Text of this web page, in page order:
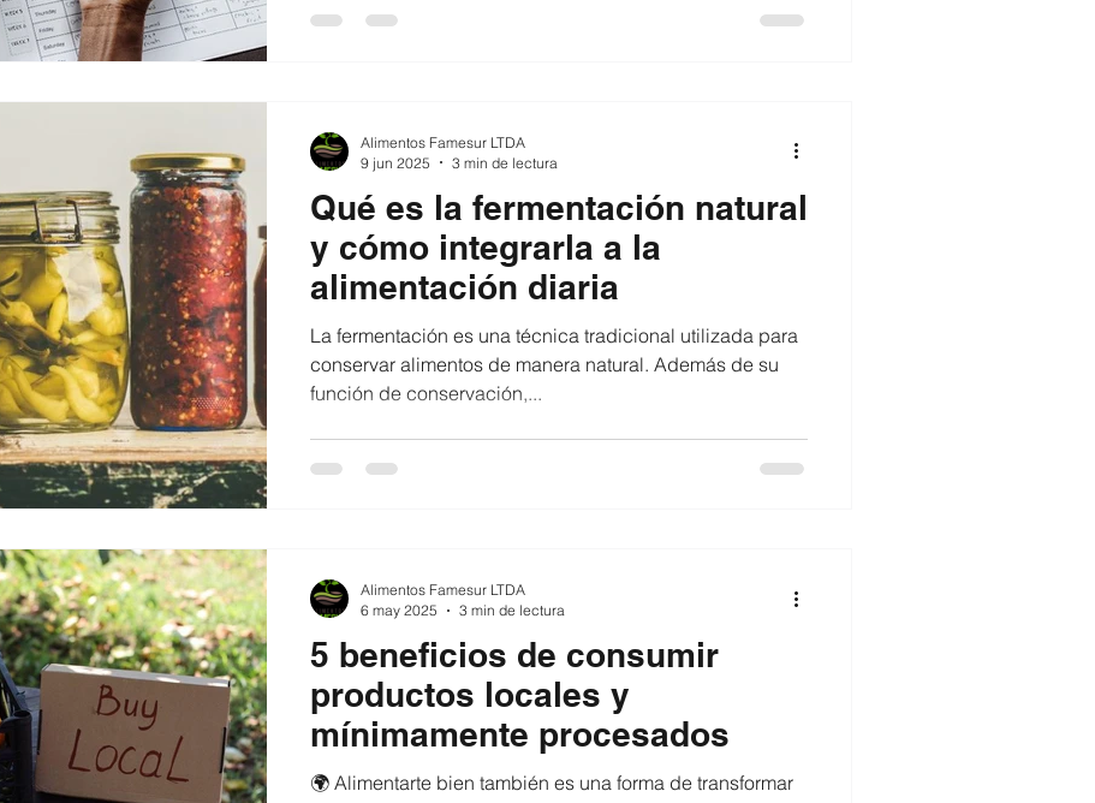
Qué es la fermentación natural
y cómo integrarla a la
alimentación diaria
La fermentación es una técnica tradicional utilizada para
conservar alimentos de manera natural. Además de su
función de conservación,...
Alimentos Famesur LTDA
9 jun 2025
3 min de lectura
5 beneficios de consumir
productos locales y
mínimamente procesados
🌍 Alimentarte bien también es una forma de transformar
Alimentos Famesur LTDA
6 may 2025
3 min de lectura